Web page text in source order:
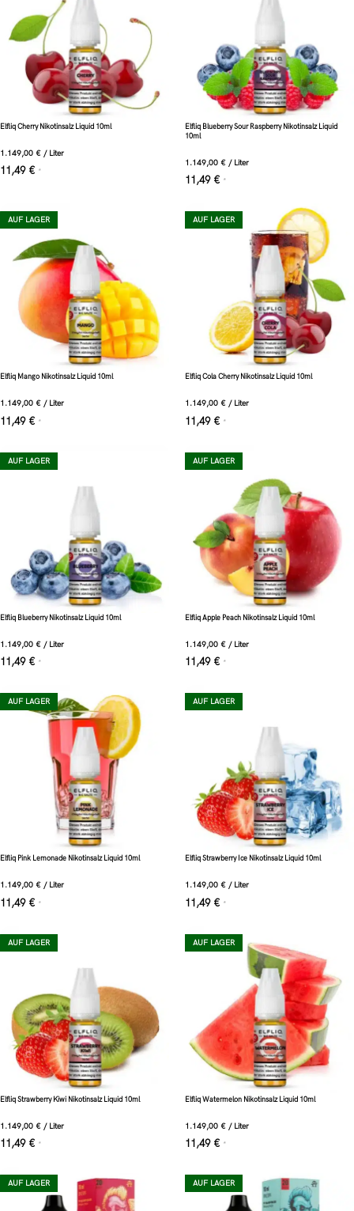
Elfliq Cherry Nikotinsalz Liquid 10ml
1.149,00 € / Liter
11,49 € *
Elfliq Blueberry Sour Raspberry Nikotinsalz Liquid
10ml
1.149,00 € / Liter
11,49 € *
AUF LAGER
Elfliq Mango Nikotinsalz Liquid 10ml
1.149,00 € / Liter
11,49 € *
AUF LAGER
Elfliq Cola Cherry Nikotinsalz Liquid 10ml
1.149,00 € / Liter
11,49 € *
AUF LAGER
Elfliq Blueberry Nikotinsalz Liquid 10ml
1.149,00 € / Liter
11,49 € *
AUF LAGER
Elfliq Apple Peach Nikotinsalz Liquid 10ml
1.149,00 € / Liter
11,49 € *
AUF LAGER
Elfliq Pink Lemonade Nikotinsalz Liquid 10ml
1.149,00 € / Liter
11,49 € *
AUF LAGER
Elfliq Strawberry Ice Nikotinsalz Liquid 10ml
1.149,00 € / Liter
11,49 € *
AUF LAGER
Elfliq Strawberry Kiwi Nikotinsalz Liquid 10ml
1.149,00 € / Liter
11,49 € *
AUF LAGER
Elfliq Watermelon Nikotinsalz Liquid 10ml
1.149,00 € / Liter
11,49 € *
AUF LAGER AUF LAGER